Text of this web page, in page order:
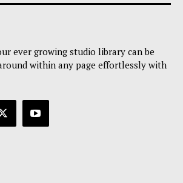
ever growing studio library can be
within any page effortlessly with